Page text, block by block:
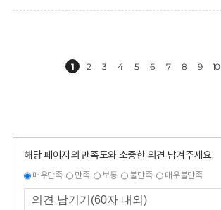
1 2 3 4 5 6 7 8 9 10
해당 페이지의 만족도와 소중한 의견 남겨주세요.
매우만족 만족 보통 불만족 매우불만족